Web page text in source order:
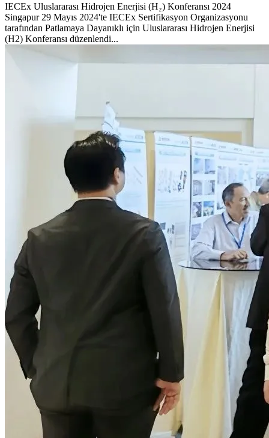
IECEx Uluslararası Hidrojen Enerjisi (H₂) Konferansı 2024
Singapur 29 Mayıs 2024'te IECEx Sertifikasyon Organizasyonu
tarafından Patlamaya Dayanıklı için Uluslararası Hidrojen Enerjisi
(H2) Konferansı düzenlendi...